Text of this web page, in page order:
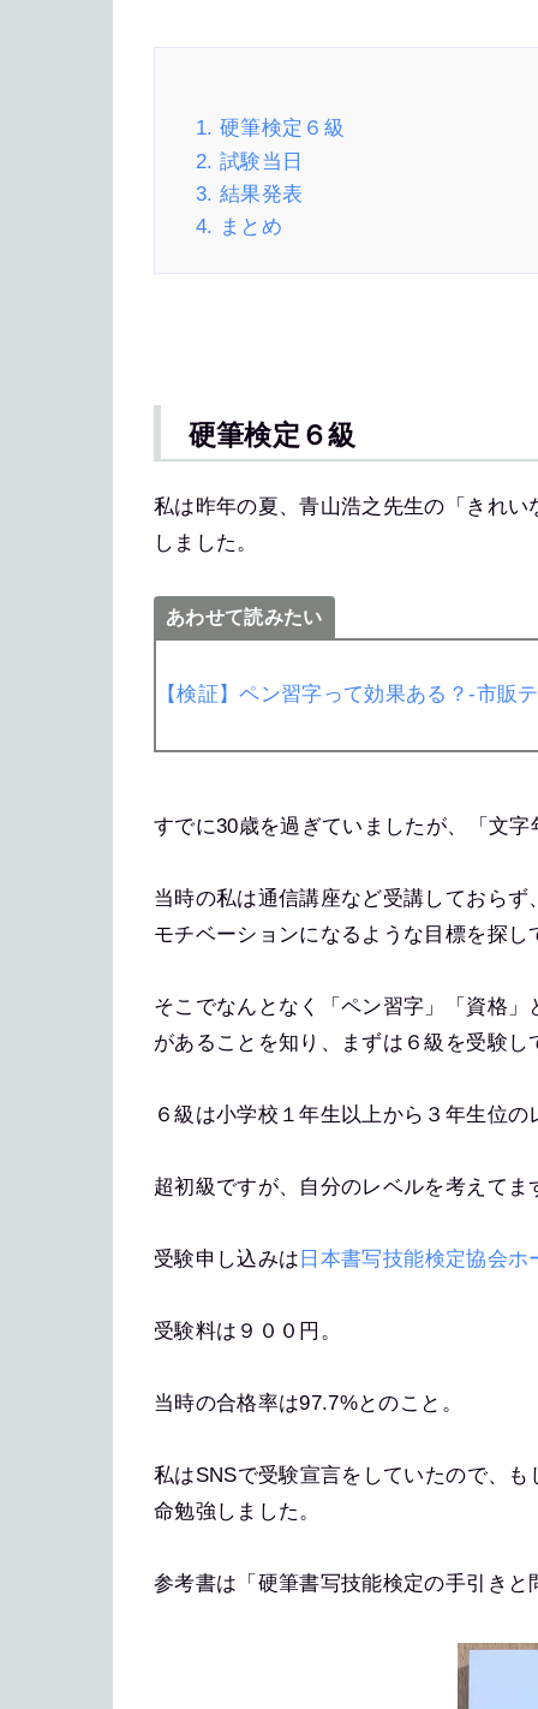
1. 硬筆検定６級
2. 試験当日
3. 結果発表
4. まとめ
硬筆検定６級
私は昨年の夏、青山浩之先生の「きれ
しました。
あわせて読みたい
【検証】ペン習字って効果ある？-市販
すでに30歳を過ぎていましたが、「文
当時の私は通信講座など受講しておら
モチベーションになるような目標を探し
そこでなんとなく「ペン習字」「資格
があることを知り、まずは６級を受験
６級は小学校１年生以上から３年生位の
超初級ですが、自分のレベルを考えて
受験申し込みは 日本書写技能検定協会ホ
受験料は９００円。
当時の合格率は97.7%とのこと。
私はSNSで受験宣言をしていたので、
命勉強しました。
参考書は「硬筆書写技能検定の手引きと